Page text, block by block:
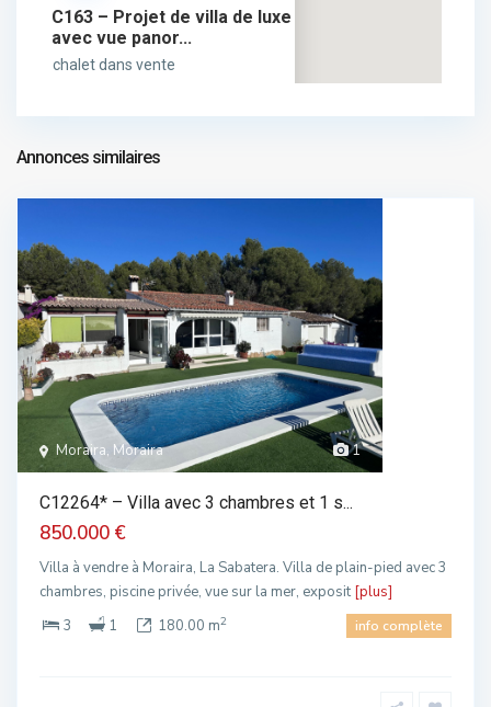
C163 – Projet de villa de luxe
avec vue panor...
chalet dans vente
3.300.000 €
Annonces similaires
1
Moraira, Moraira
C12264* – Villa avec 3 chambres et 1 s...
850.000 €
Villa à vendre à Moraira, La Sabatera. Villa de plain-pied avec 3
chambres, piscine privée, vue sur la mer, exposit [plus]
3
1 180.00 m2 info complète